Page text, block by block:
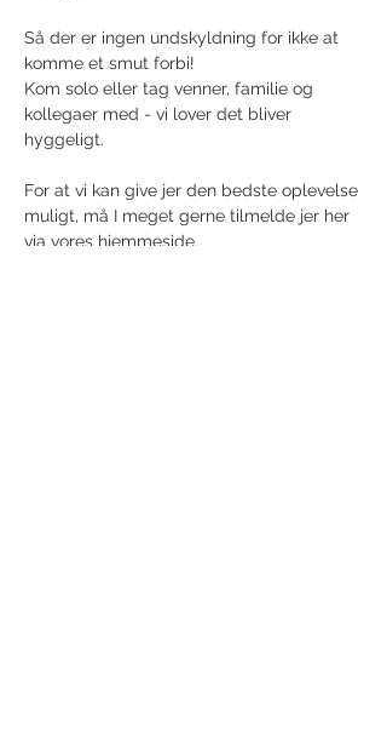
Så der er ingen undskyldning for ikke at
komme et smut forbi!
Kom solo eller tag venner, familie og
kollegaer med - vi lover det bliver
hyggeligt.
For at vi kan give jer den bedste oplevelse
muligt, må I meget gerne tilmelde jer her
via vores hjemmeside.